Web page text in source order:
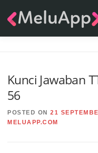
Kunci Jawaban
56
POSTED ON 21
MELUAPP.COM